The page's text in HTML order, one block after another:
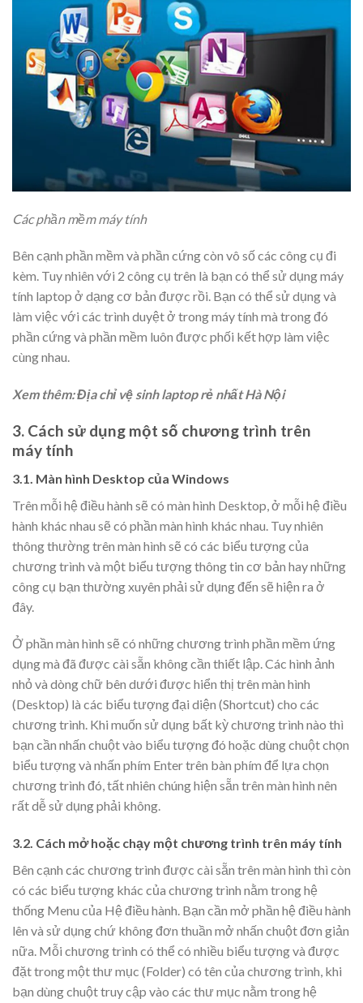
Các phần mềm máy tính
Bên cạnh phần mềm và phần cứng còn vô số các công cụ đi
kèm. Tuy nhiên với 2 công cụ trên là bạn có thể sử dụng máy
tính laptop ở dạng cơ bản được rồi. Bạn có thể sử dụng và
làm việc với các trình duyệt ở trong máy tính mà trong đó
phần cứng và phần mềm luôn được phối kết hợp làm việc
cùng nhau.
Xem thêm: Địa chỉ vệ sinh laptop rẻ nhất Hà Nội
3. Cách sử dụng một số chương trình trên
máy tính
3.1. Màn hình Desktop của Windows
Trên mỗi hệ điều hành sẽ có màn hình Desktop, ở mỗi hệ điều
hành khác nhau sẽ có phần màn hình khác nhau. Tuy nhiên
thông thường trên màn hình sẽ có các biểu tượng của
chương trình và một biểu tượng thông tin cơ bản hay những
công cụ bạn thường xuyên phải sử dụng đến sẽ hiện ra ở
đây.
Ở phần màn hình sẽ có những chương trình phần mềm ứng
dụng mà đã được cài sẵn không cần thiết lập. Các hình ảnh
nhỏ và dòng chữ bên dưới được hiển thị trên màn hình
(Desktop) là các biểu tượng đại diện (Shortcut) cho các
chương trình. Khi muốn sử dụng bất kỳ chương trình nào thì
bạn cần nhấn chuột vào biểu tượng đó hoặc dùng chuột chọn
biểu tượng và nhấn phím Enter trên bàn phím để lựa chọn
chương trình đó, tất nhiên chúng hiện sẵn trên màn hình nên
rất dễ sử dụng phải không.
3.2. Cách mở hoặc chạy một chương trình trên máy tính
Bên cạnh các chương trình được cài sẵn trên màn hình thì còn
có các biểu tượng khác của chương trình nằm trong hệ
thống Menu của Hệ điều hành. Bạn cần mở phần hệ điều hành
lên và sử dụng chứ không đơn thuần mở nhấn chuột đơn giản
nữa. Mỗi chương trình có thể có nhiều biểu tượng và được
đặt trong một thư mục (Folder) có tên của chương trình, khi
bạn dùng chuột truy cập vào các thư mục nằm trong hệ